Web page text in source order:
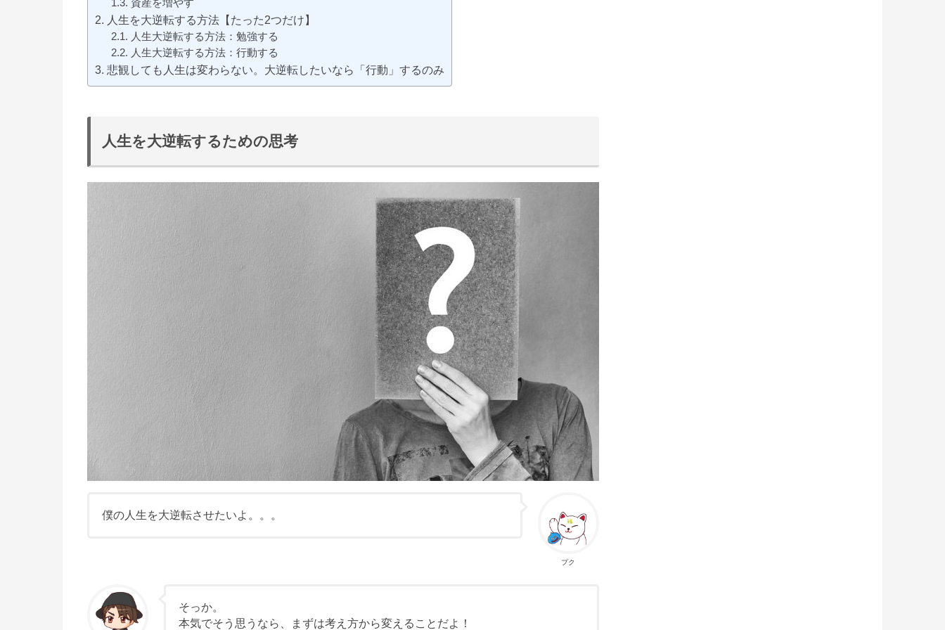
資産を増やす
人生を大逆転する方法【たった2つだけ】
人生大逆転する方法：勉強する
人生大逆転する方法：行動する
悲観しても人生は変わらない。大逆転したいなら「行動」するのみ
人生を大逆転するための思考
プク
僕の人生を大逆転させたいよ。。。
そっか。
本気でそう思うなら、まずは考え方から変えることだよ！